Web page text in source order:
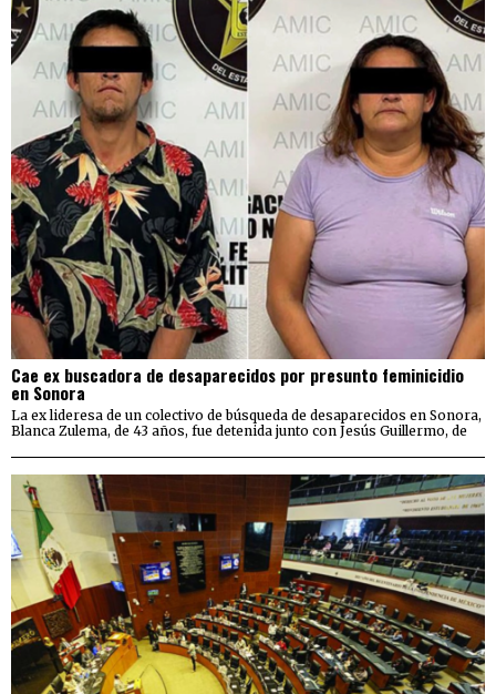
Cae ex buscadora de desaparecidos por presunto feminicidio
en Sonora
La ex lideresa de un colectivo de búsqueda de desaparecidos en Sonora,
Blanca Zulema, de 43 años, fue detenida junto con Jesús Guillermo, de